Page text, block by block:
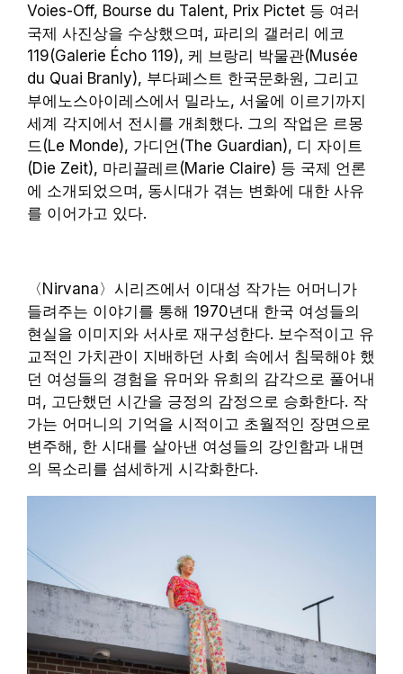
Voies-Off, Bourse du Talent, Prix Pictet 등 여러
국제 사진상을 수상했으며, 파리의 갤러리 에코
119(Galerie Écho 119), 케 브랑리 박물관(Musée
du Quai Branly), 부다페스트 한국문화원, 그리고
부에노스아이레스에서 밀라노, 서울에 이르기까지
세계 각지에서 전시를 개최했다. 그의 작업은 르몽
드(Le Monde), 가디언(The Guardian), 디 자이트
(Die Zeit), 마리끌레르(Marie Claire) 등 국제 언론
에 소개되었으며, 동시대가 겪는 변화에 대한 사유
를 이어가고 있다.
〈Nirvana〉시리즈에서 이대성 작가는 어머니가
들려주는 이야기를 통해 1970년대 한국 여성들의
현실을 이미지와 서사로 재구성한다. 보수적이고 유
교적인 가치관이 지배하던 사회 속에서 침묵해야 했
던 여성들의 경험을 유머와 유희의 감각으로 풀어내
며, 고단했던 시간을 긍정의 감정으로 승화한다. 작
가는 어머니의 기억을 시적이고 초월적인 장면으로
변주해, 한 시대를 살아낸 여성들의 강인함과 내면
의 목소리를 섬세하게 시각화한다.